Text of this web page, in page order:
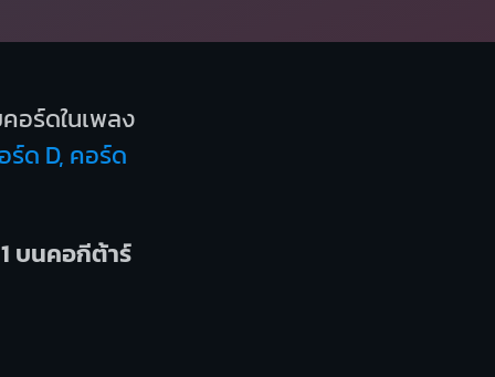
อร์ดในเพลง
ร์ด D, คอร์ด
บนคอกีต้าร์